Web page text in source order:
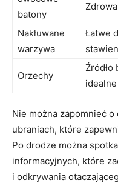
batony
Nakłuwane
warzywa
Łatwe
Orzechy
Źródło
Nie można zapomnieć
ubraniach, które
Po drodze można
informacyjnych, które
i odkrywania